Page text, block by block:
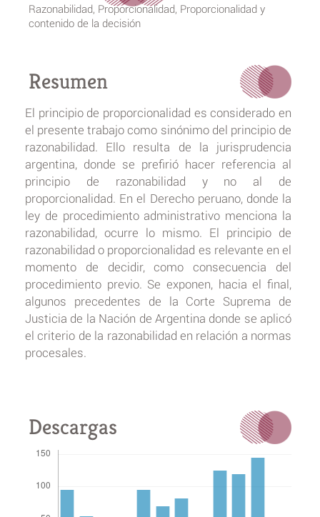
Razonabilidad, Proporcionalidad, Proporcionalidad y
contenido de la decisión
Resumen
El principio de proporcionalidad es considerado en
el presente trabajo como sinónimo del principio de
razonabilidad. Ello resulta de la jurisprudencia
argentina, donde se prefirió hacer referencia al
principio de razonabilidad y no al de
proporcionalidad. En el Derecho peruano, donde la
ley de procedimiento administrativo menciona la
razonabilidad, ocurre lo mismo. El principio de
razonabilidad o proporcionalidad es relevante en el
momento de decidir, como consecuencia del
procedimiento previo. Se exponen, hacia el final,
algunos precedentes de la Corte Suprema de
Justicia de la Nación de Argentina donde se aplicó
el criterio de la razonabilidad en relación a normas
procesales.
Descargas